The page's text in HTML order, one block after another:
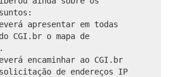
apresentar em todas
CGI.br o mapa de
encaminhar ao CGI.br
de endereços IP